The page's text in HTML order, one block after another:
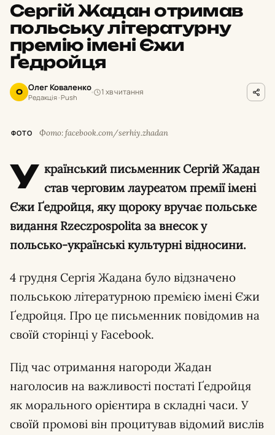
Сергій Жадан отримав
польську літературну
премію імені Єжи
Ґедройця
О Олег Коваленко
Редакція · Push
1 хв читання
ФОТО Фото: facebook.com/serhiy.zhadan
У країнський письменник Сергій Жадан
став черговим лауреатом премії імені
Єжи Ґедройця, яку щороку вручає польське
видання Rzeczpospolita за внесок у
польсько-українські культурні відносини.
4 грудня Сергія Жадана було відзначено
польською літературною премією імені Єжи
Ґедройця. Про це письменник повідомив на
своїй сторінці у Facebook.
Під час отримання нагороди Жадан
наголосив на важливості постаті Ґедройця
як морального орієнтира в складні часи. У
своїй промові він процитував відомий вислів